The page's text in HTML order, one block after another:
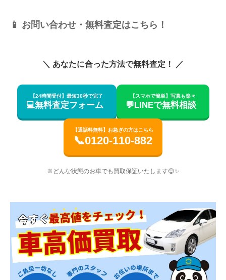
📱 お問い合わせ・無料査定はこちら！
＼ あなたに合った方法で無料査定！ ／
【24時間受付】最短30秒で完了
💻無料査定フォーム
【スマホで簡単】写真も楽々
💬LINEで無料相談
【通話料無料】お急ぎの方はこちら
📞0120-110-882
※どんな状態のお車でも買取保証いたします😊✨